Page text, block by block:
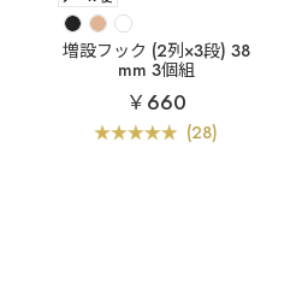
増設フック (2列×3段) 38
mm 3個組
￥660
(28)